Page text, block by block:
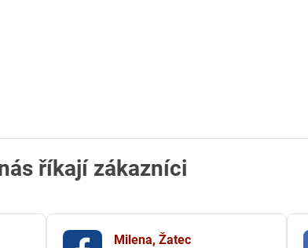
říkají zákazníci
Milena, Žatec